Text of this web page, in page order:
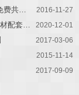
重磅：大数据课程实验案例：网站用户行为分析（免费共享） 2016-11-27
林子雨编著《大数据技术原理与应用（第3版）》教材配套大数据软件安装和编程实践指南 2020-12-01
2017-03-06
2015-11-14
2017-09-09